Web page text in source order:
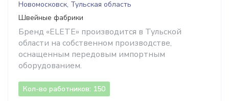
Новомосковск, Тульская область
Швейные фабрики
Бренд «ELETE» производится в Тульской
области на собственном производстве,
оснащенным передовым импортным
оборудованием.
Кол-во работников: 150